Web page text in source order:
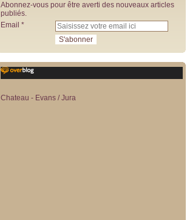
Abonnez-vous pour être averti des nouveaux articles
publiés.
Email
Chateau - Evans / Jura